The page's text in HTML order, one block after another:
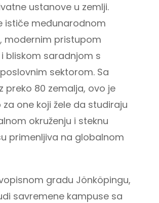
ustanove u zemlji.
ističe međunarodnom
modernim pristupom
bliskom saradnjom s
sektorom. Sa
preko 80 zemalja, ovo je
one koji žele da studiraju
okruženju i steknu
primenljiva na globalnom
gradu Jönköpingu,
savremene kampuse sa